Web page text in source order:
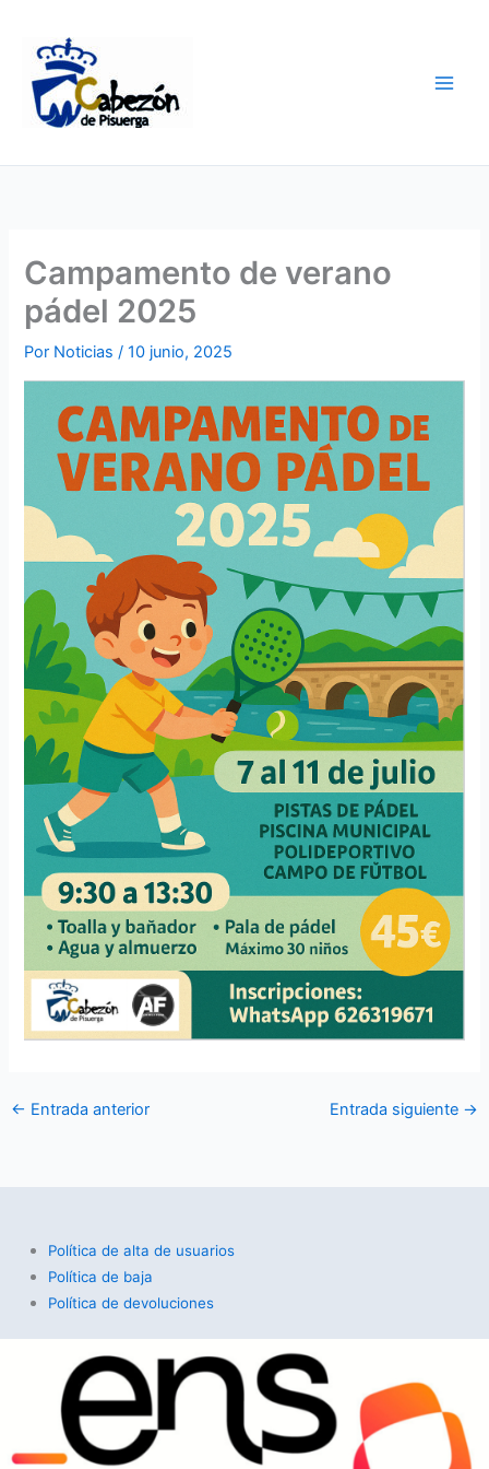
contenido
Campamento de verano
pádel 2025
Por Noticias/10 junio, 2025
← Entrada anterior Entrada siguiente →
Política de alta de usuarios
Política de baja
Política de devoluciones